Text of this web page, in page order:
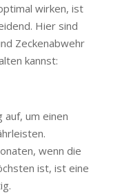
wirken, ist
Hier sind
Zeckenabwehr
kannst:
um einen
wenn die
ist, ist eine